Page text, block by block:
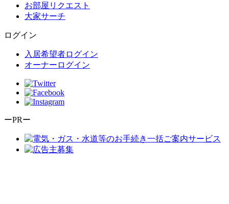
お部屋リクエスト
大家サーチ
ログイン
入居希望者ログイン
オーナーログイン
ーPRー